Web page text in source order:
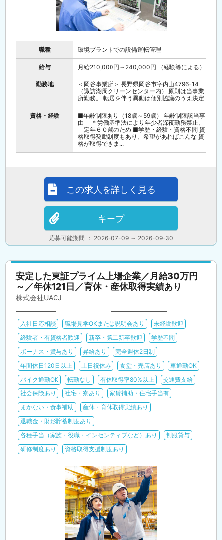
職種 環境プラントでの設備運転管理
給与 月給210,000円～240,000円 （経験等による）
勤務地
＜岡谷事業所＞ 長野県岡谷市字内山4796-14
（諏訪湖周クリーンセンター内） 原則は当事業
所勤務。 転居を伴う異動は個別協議のうえ決定
資格・経験
■年齢制限あり（18歳～59歳） 年齢制限該当事
由 ＊労働基準法により年少者深夜勤務禁止、
定年６０歳のため ■学歴・経験・資格不問 資
格取得奨励制度もあり、希望があればこんな 資
格が取得できま...
応募可能期間 ： 2026-07-09 ～ 2026-09-30
この求人を詳しく見る
キープ
安定した東証プライム上場企業／月給30万円
～／年休121日／育休・産休取得実績あり
株式会社UACJ
入社日応相談 職場見学OKまたは説明会あり
未経験歓迎
経験者・有資格者歓迎
新卒・第二新卒歓迎
学歴不問
ボーナス・賞与あり
昇給あり
完全週休2日制
年間休日120日以上
土日祝休み 食堂・売店あり
車通勤OK
バイク通勤OK
転勤なし 有休取得率80%以上
交通費支給
社会保険あり
社宅・寮あり
家賃補助・住宅手当有
まかない・食事補助
産休・育休取得実績あり
退職金・財形貯蓄制度あり
各種手当（家族・役職・インセンティブなど）あり
制服貸与
研修制度あり
資格取得支援制度あり